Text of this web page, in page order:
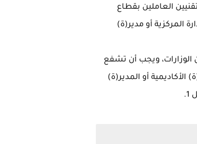
العاملين بقطاع
المركزية أو مدير(ة)
الوزارات، ويجب أن تشفع
أو المدير(ة)